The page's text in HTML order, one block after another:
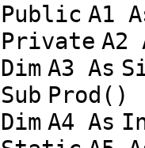
Public A1
Private A2
Dim A3 As
Sub Prod()
Dim A4 As